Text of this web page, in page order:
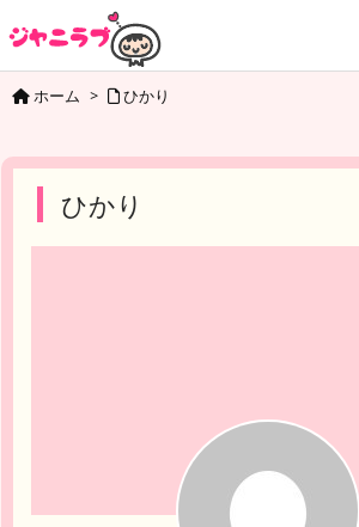
ホーム > ひかり
ひかり